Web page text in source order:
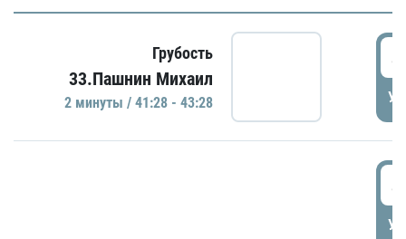
Грубость
33.Пашнин Михаил
2 минуты / 41:28 - 43:28